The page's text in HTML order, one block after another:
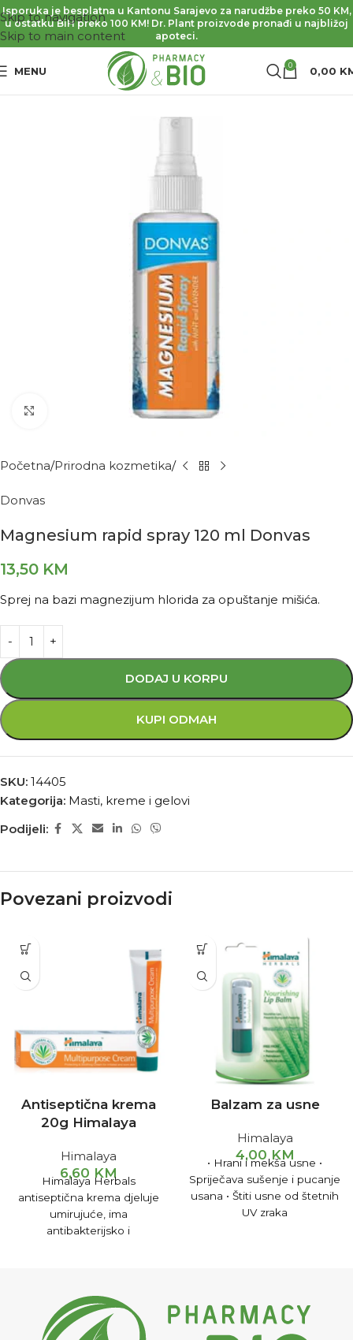
Skip to navigation
Skip to main content
Isporuka je besplatna u Kantonu Sarajevo za narudžbe preko 50 KM,
u ostatku BiH preko 100 KM! Dr. Plant proizvode pronađi u najbližoj
apoteci.
MENU 0 0,00
Kliknite za povećanje
Početna Prirodna kozmetika
Donvas
Magnesium rapid spray 120 ml Donvas
13,50 KM
Sprej na bazi magnezijum hlorida za opuštanje mišića.
DODAJ U KORPU
KUPI ODMAH
SKU: 14405
Kategorija: Masti, kreme i gelovi
Podijeli:
Povezani proizvodi
Antiseptična krema
20g Himalaya
Himalaya
6,60 KM
Himalaya Herbals
antiseptična krema djeluje
umirujuće, ima
antibakterijsko i
osipa, čireva i gljivičnih
oboljenja kože. Upotreba:
Kremu nanijeti na oboljelo
Balzam za usne
Himalaya
4,00KM
• Hrani i mekša usne •
Spriječava sušenje i pucanje
usana • Štiti usne od štetnih
UV zraka